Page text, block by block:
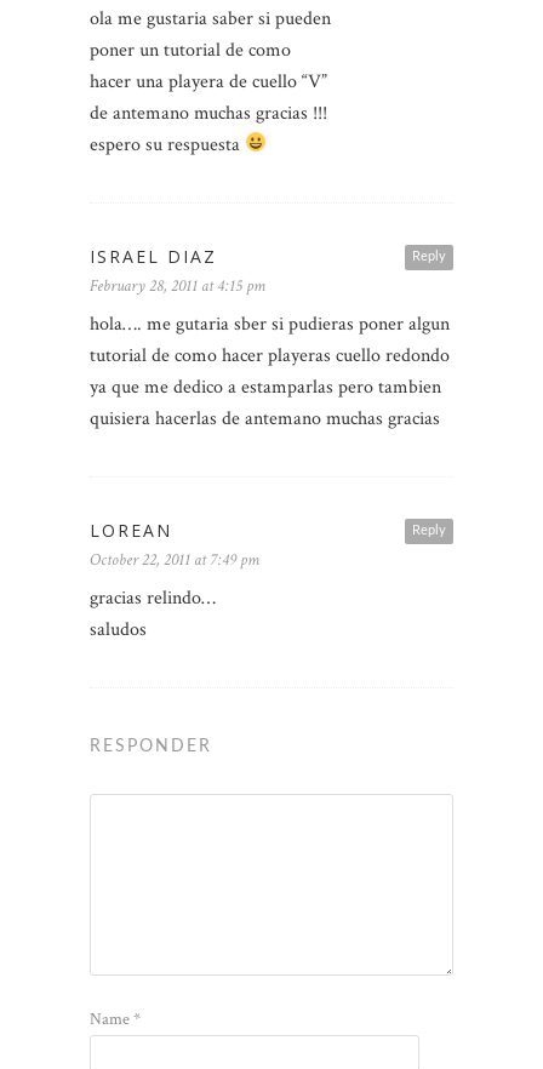
ola me gustaria saber si pueden
poner un tutorial de como
hacer una playera de cuello “V”
de antemano muchas gracias !!!
espero su respuesta
Reply
ISRAEL DIAZ
February 28, 2011 at 4:15 pm
hola…. me gutaria sber si pudieras poner algun
tutorial de como hacer playeras cuello redondo
ya que me dedico a estamparlas pero tambien
quisiera hacerlas de antemano muchas gracias
Reply
LOREAN
October 22, 2011 at 7:49 pm
gracias relindo…
saludos
RESPONDER
Name*